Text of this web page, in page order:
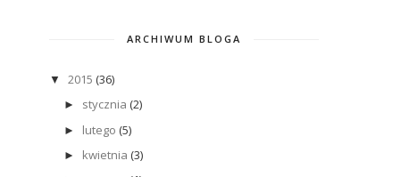
ARCHIWUM BLOGA
▼2015 (36)
► stycznia (2)
► lutego (5)
► kwietnia (3)